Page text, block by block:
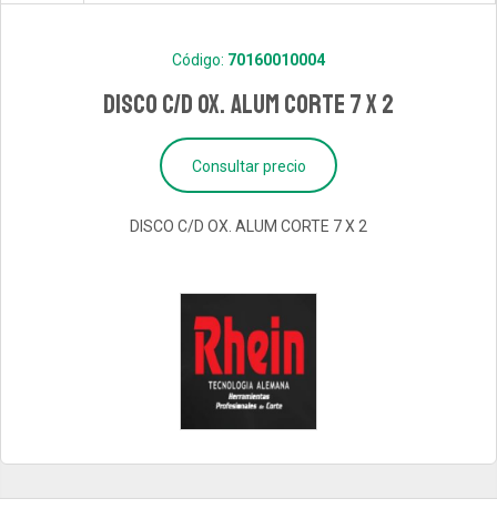
Código: 70160010004
DISCO C/D OX. ALUM CORTE 7 X 2
Consultar precio
DISCO C/D OX. ALUM CORTE 7 X 2